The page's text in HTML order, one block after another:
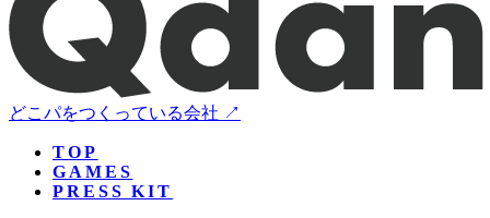
どこパをつくっている会社 ↗
TOP
GAMES
PRESS KIT